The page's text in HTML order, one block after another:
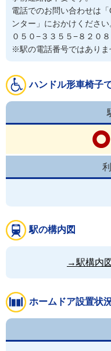
電話でのお問い合わせは
ンター」におかけください
０５０−３３５５−８２０
※駅の電話番号ではありま
ハンドル形車椅子
駅の構内図
→駅構内
ホームドア設置状